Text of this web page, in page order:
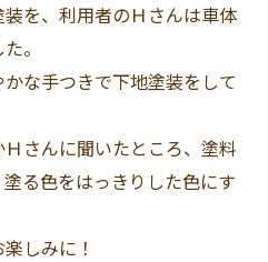
を、利用者のＨさんは車体
。
な手つきで下地塗装をして
さんに聞いたところ、塗料
る色をはっきりした色にす
しみに！